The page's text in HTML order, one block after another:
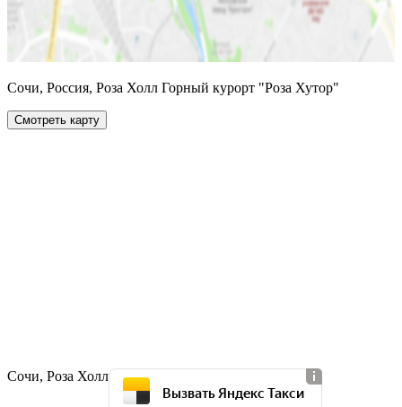
Сочи, Россия, Роза Холл Горный курорт "Роза Хутор"
Смотреть карту
Сочи, Роза Холл
Вызвать Яндекс Такси